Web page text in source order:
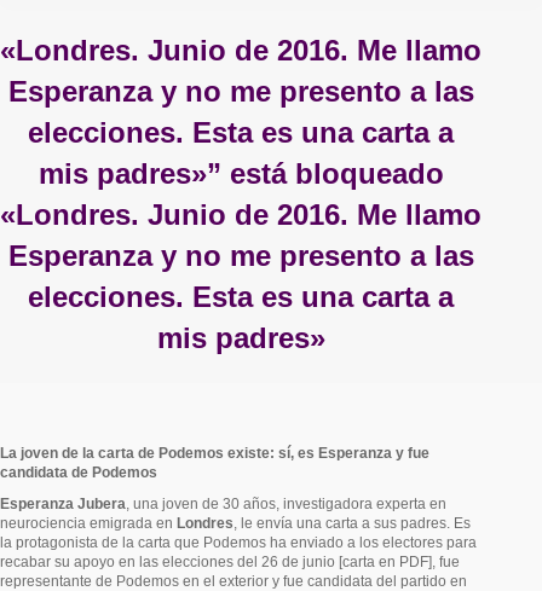
«Londres. Junio de 2016. Me llamo
Esperanza y no me presento a las
elecciones. Esta es una carta a
mis padres»” está bloqueado
«Londres. Junio de 2016. Me llamo
Esperanza y no me presento a las
elecciones. Esta es una carta a
mis padres»
La joven de la carta de Podemos existe: sí, es Esperanza y fue
candidata de Podemos
Esperanza Jubera, una joven de 30 años, investigadora experta en
neurociencia emigrada en Londres, le envía una carta a sus padres. Es
la protagonista de la carta que Podemos ha enviado a los electores para
recabar su apoyo en las elecciones del 26 de junio [carta en PDF], fue
representante de Podemos en el exterior y fue candidata del partido en